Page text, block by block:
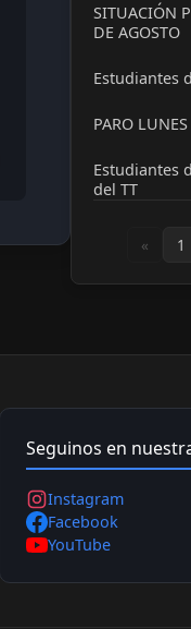
SITUACIÓN
DE AGOSTO
Estudiantes
PARO
Estudiantes
del TT
« 1
Seguinos en
Instagram
Facebook
YouTube